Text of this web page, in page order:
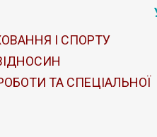
І СПОРТУ
ТА СПЕЦІАЛЬНОЇ